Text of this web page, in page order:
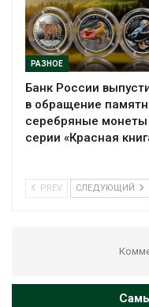
РАЗНОЕ
Банк России
в обращение
серебряные монеты
серии «Красная
PREV СЛЕДУЮЩИЙ